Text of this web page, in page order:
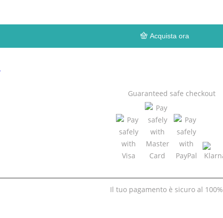
Acquista ora
Guaranteed safe checkout
Il tuo pagamento è sicuro al 100%